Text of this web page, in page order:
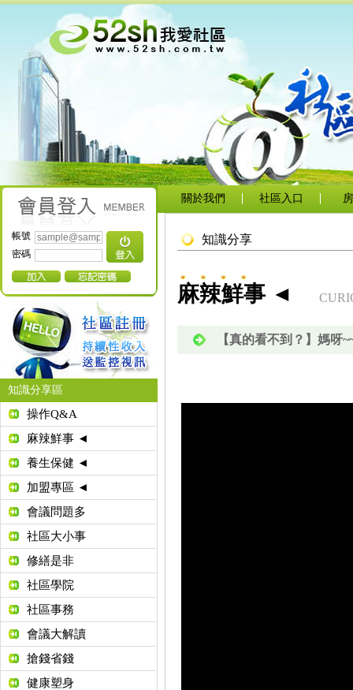
帳號
密碼
知識分享區
操作Q&A
麻辣鮮事 ◄
養生保健 ◄
加盟專區 ◄
會議問題多
社區大小事
修繕是非
社區學院
社區事務
會議大解讀
搶錢省錢
健康塑身
關於我們 社區入口
知識分享
麻辣鮮事 ◄
【真的看不到？】媽呀